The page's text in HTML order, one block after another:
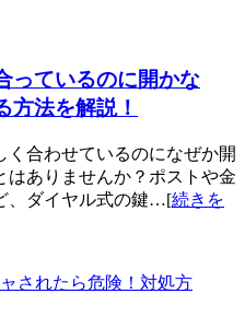
っているのに開かな
方法を解説！
く合わせているのになぜか開
ありませんか？ポストや金
、ダイヤル式の鍵…[続きを